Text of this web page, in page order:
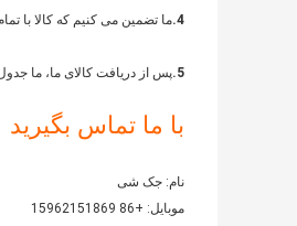
4. ما تضمین می کنیم که کالا با
5. پس از دریافت کالای ما، ما
با ما تماس بگیرید
نام: جک شی
موبایل: +86 15962151869